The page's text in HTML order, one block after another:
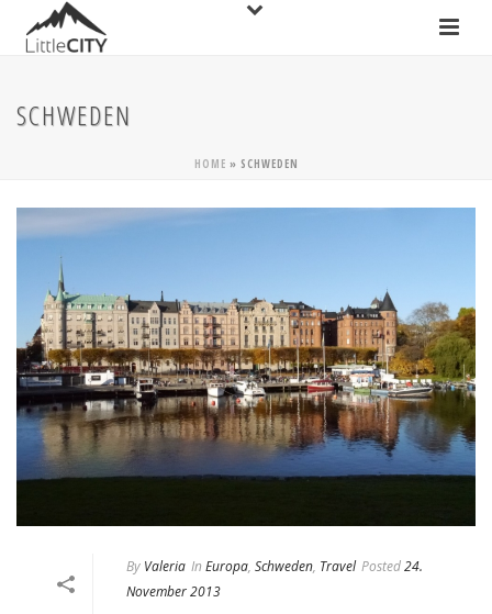
SCHWEDEN
HOME » SCHWEDEN
By Valeria In Europa, Schweden, Travel Posted24.
November 2013